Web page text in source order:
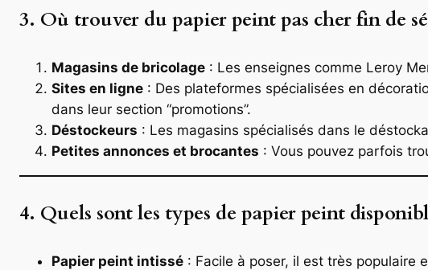
3. Où trouver du papier peint pas cher fin de
Magasins de bricolage : Les enseignes comme Leroy
Sites en ligne : Des plateformes spécialisées en
dans leur section “promotions”.
Déstockeurs : Les magasins spécialisés dans le
Petites annonces et brocantes : Vous pouvez parfois
4. Quels sont les types de papier peint
Papier peint intissé : Facile à poser, il est très populaire